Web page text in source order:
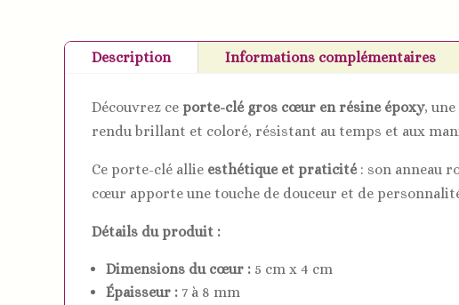
Description Informations complémentaires
Découvrez ce porte-clé gros cœur en résine époxy,
rendu brillant et coloré, résistant au temps et aux
Ce porte-clé allie esthétique et praticité: son anneau
cœur apporte une touche de douceur et de
Détails du produit :
Dimensions du cœur : 5 cm x 4 cm
Épaisseur : 7 à 8 mm